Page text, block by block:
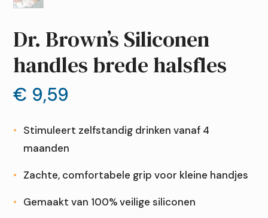
Dr. Brown’s Siliconen
handles brede halsfles
€ 9,59
Stimuleert zelfstandig drinken vanaf 4
maanden
Zachte, comfortabele grip voor kleine handjes
Gemaakt van 100% veilige siliconen